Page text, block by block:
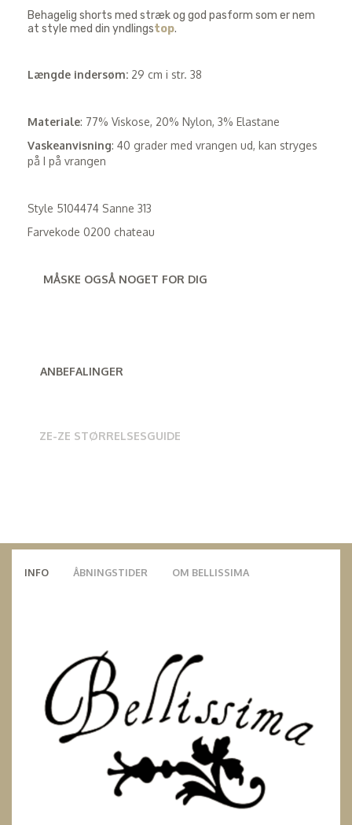
Behagelig shorts med stræk og god pasform som er nem
at style med din yndlingstop.
Længde indersøm: 29 cm i str. 38
Materiale: 77% Viskose, 20% Nylon, 3% Elastane
Vaskeanvisning: 40 grader med vrangen ud, kan stryges
på I på vrangen
Style 5104474 Sanne 313
Farvekode 0200 chateau
MÅSKE OGSÅ NOGET FOR DIG
ANBEFALINGER
ZE-ZE STØRRELSESGUIDE
INFO ÅBNINGSTIDER OM BELLISSIMA